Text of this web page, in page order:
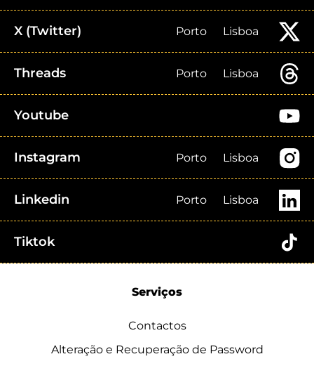
X (Twitter) Porto Lisboa
Threads Porto Lisboa
Youtube
Instagram Porto Lisboa
Linkedin Porto Lisboa
Tiktok
Serviços
Contactos
Alteração e Recuperação de Password